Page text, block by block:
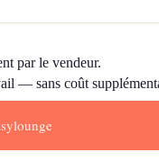
par le vendeur.
— sans coût